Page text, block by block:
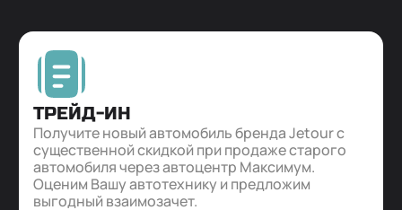
ТРЕЙД-ИН
Получите новый автомобиль бренда Jetour с
существенной скидкой при продаже старого
автомобиля через автоцентр Максимум.
Оценим Вашу автотехнику и предложим
выгодный взаимозачет.